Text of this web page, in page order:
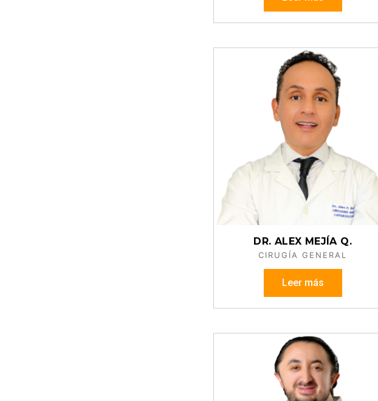
DR. ALEX MEJÍA Q.
CIRUGÍA GENERAL
Leer más